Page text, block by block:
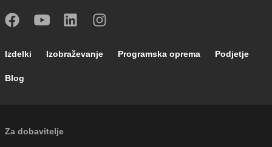
Footer main navigation
Izdelki Izobraževanje Programska oprema Podjetje
Blog
External links
Za dobavitelje